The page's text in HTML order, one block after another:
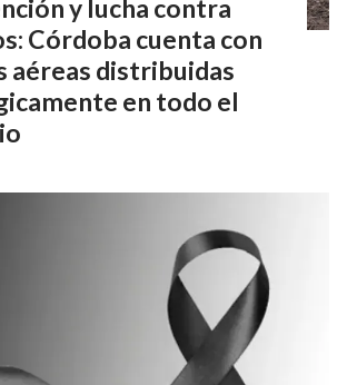
y lucha contra
Córdoba cuenta con
aéreas distribuidas
en todo el